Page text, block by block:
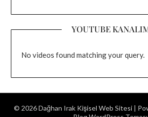
yazilan
goruntule
YOUTUBE
No videos found matching your query.
© 2026 Dağhan Irak Kişisel Web Sitesi |